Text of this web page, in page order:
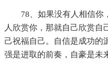
78、如果没有人相信你
人欣赏你，那就自己欣赏自
己祝福自己。自信是成功的
强是进取的前奏，自豪是未